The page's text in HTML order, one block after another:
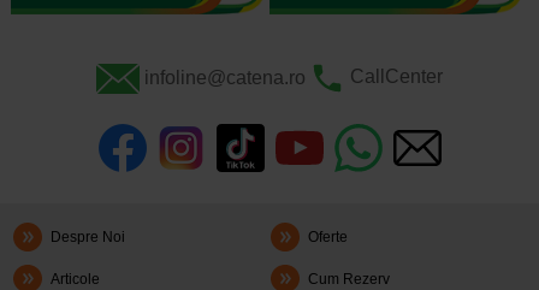
infoline@catena.ro CallCenter
Despre Noi Oferte
Articole Cum Rezerv